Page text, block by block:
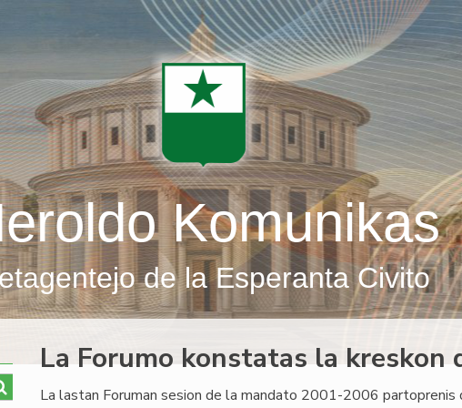
Komunikas
de la Esperanta Civito
La Forumo konstatas la kreskon
La lastan Foruman sesion de la mandato 2001-2006 partoprenis